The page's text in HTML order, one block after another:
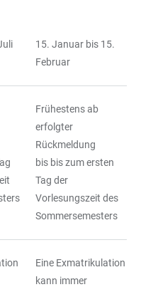
15. Januar bis 15.
Februar
Frühestens ab
erfolgter
Rückmeldung
bis bis zum ersten
Tag der
Vorlesungszeit des
Sommersemesters
Eine Exmatrikulation
kann immer